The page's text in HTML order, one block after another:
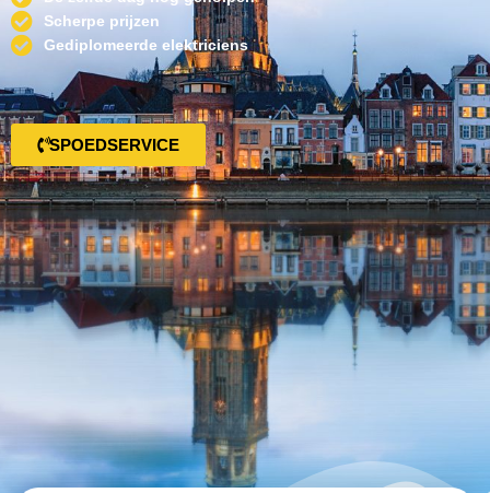
Scherpe prijzen
Gediplomeerde elektriciens
SPOEDSERVICE